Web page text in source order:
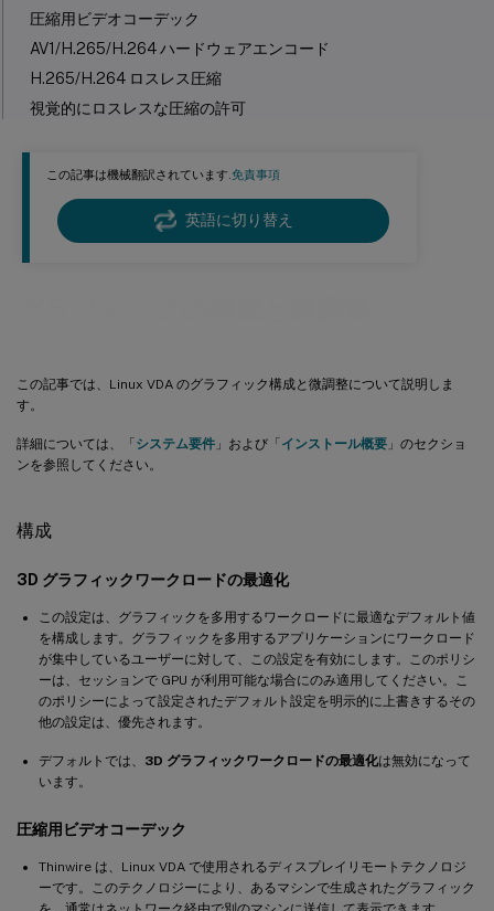
この記事は機械翻訳されています.免責事項
英語に切り替え
この記事では、Linux VDA のグラフィック構成と微調整について説明しま
す。
詳細については、「システム要件 」および「インストール概要 」のセクショ
ンを参照してください。
構成
3D グラフィックワークロードの最適化
この設定は、グラフィックを多用するワークロードに最適なデフォルト値
を構成します。グラフィックを多用するアプリケーションにワークロード
が集中しているユーザーに対して、この設定を有効にします。このポリシ
ーは、セッションで GPU が利用可能な場合にのみ適用してください。こ
のポリシーによって設定されたデフォルト設定を明示的に上書きするその
他の設定は、優先されます。
デフォルトでは、 3D グラフィックワークロードの最適化は無効になって
います。
圧縮用ビデオコーデック
Thinwire は、Linux VDA で使用されるディスプレイリモートテクノロジ
ーです。このテクノロジーにより、あるマシンで生成されたグラフィック
圧縮用ビデオコーデック
AV1/H.265/H.264 ハードウェアエンコード
H.265/H.264 ロスレス圧縮
視覚的にロスレスな圧縮の許可
帯域幅の見積もりに基づく平均ビットレートの調整
並列処理
トラブルシューティング
H.264の使用状況の確認
YUV444ソフトウェアエンコーディングの使用状況の確認
3D Proでハードウェアエンコーディングが使用されていることの
NVIDIA GRIDグラフィックドライバーが正しくインストールされ
ていることの確認
HDX 3D Proマルチモニターの再描画に関する問題
Xorgエラーログの確認
既知の問題と制限事項
vGPU の場合、XenServer（旧Citrix Hypervisor
）ローカルコ
ンソールにICAデスクトップセッション画面が表示される
ログオン時にGnome 3デスクトップのポップアップが遅い
OpenGL/WebGLアプリケーションが適切にレンダリングされな
い